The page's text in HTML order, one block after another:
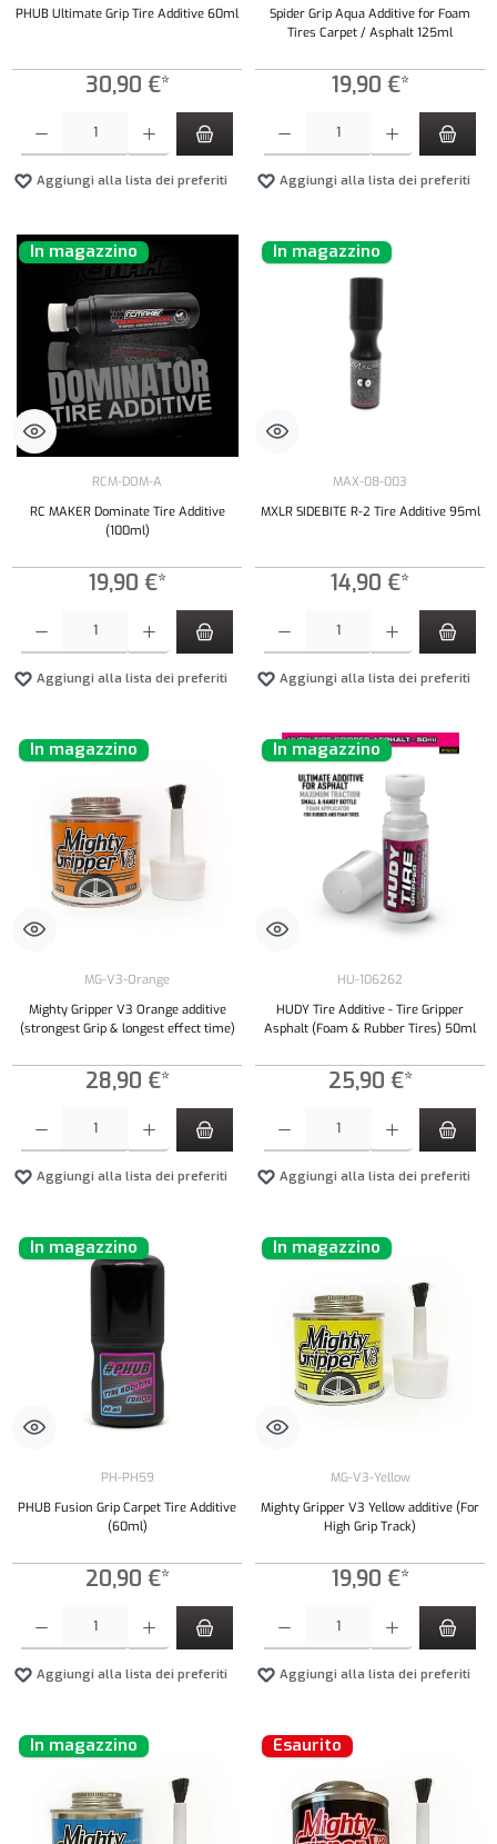
PHUB Ultimate Grip Tire Additive 60ml
30,90 €*
Aggiungi alla lista dei preferiti
Spider Grip Aqua Additive for Foam
Tires Carpet / Asphalt 125ml
19,90 €*
Aggiungi alla lista dei preferiti
In magazzino
RCM-DOM-A
RC MAKER Dominate Tire Additive
(100ml)
19,90 €*
Aggiungi alla lista dei preferiti
In magazzino
MAX-08-003
MXLR SIDEBITE R-2 Tire Additive 95ml
14,90 €*
Aggiungi alla lista dei preferiti
In magazzino
MG-V3-Orange
Mighty Gripper V3 Orange additive
(strongest Grip & longest effect time)
28,90 €*
Aggiungi alla lista dei preferiti
In magazzino
HU-106262
HUDY Tire Additive - Tire Gripper
Asphalt (Foam & Rubber Tires) 50ml
25,90 €*
Aggiungi alla lista dei preferiti
In magazzino
PH-PH59
PHUB Fusion Grip Carpet Tire Additive
(60ml)
20,90 €*
Aggiungi alla lista dei preferiti
In magazzino
MG-V3-Yellow
Mighty Gripper V3 Yellow additive (For
High Grip Track)
19,90 €*
Aggiungi alla lista dei preferiti
In magazzino Esaurito